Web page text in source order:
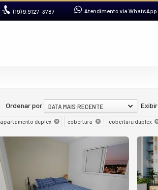
(19)9.9127-3787 Atendimento via WhatsApp
Exibir
Ordenar por DATA MAIS RECENTE
apartamento duplex cobertura cobertura duplex